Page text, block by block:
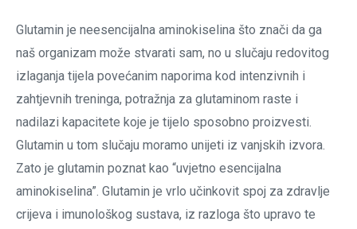
Glutamin je neesencijalna aminokiselina što znači da ga
naš organizam može stvarati sam, no u slučaju redovitog
izlaganja tijela povećanim naporima kod intenzivnih i
zahtjevnih treninga, potražnja za glutaminom raste i
nadilazi kapacitete koje je tijelo sposobno proizvesti.
Glutamin u tom slučaju moramo unijeti iz vanjskih izvora.
Zato je glutamin poznat kao “uvjetno esencijalna
aminokiselina”. Glutamin je vrlo učinkovit spoj za zdravlje
crijeva i imunološkog sustava, iz razloga što upravo te